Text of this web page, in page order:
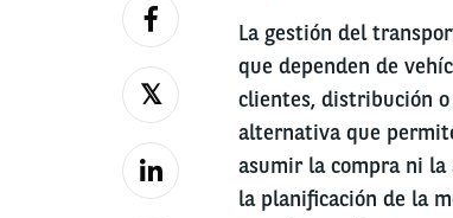
La gestión del
que dependen de
clientes, distribución
alternativa que
asumir la compra ni
la planificación de la